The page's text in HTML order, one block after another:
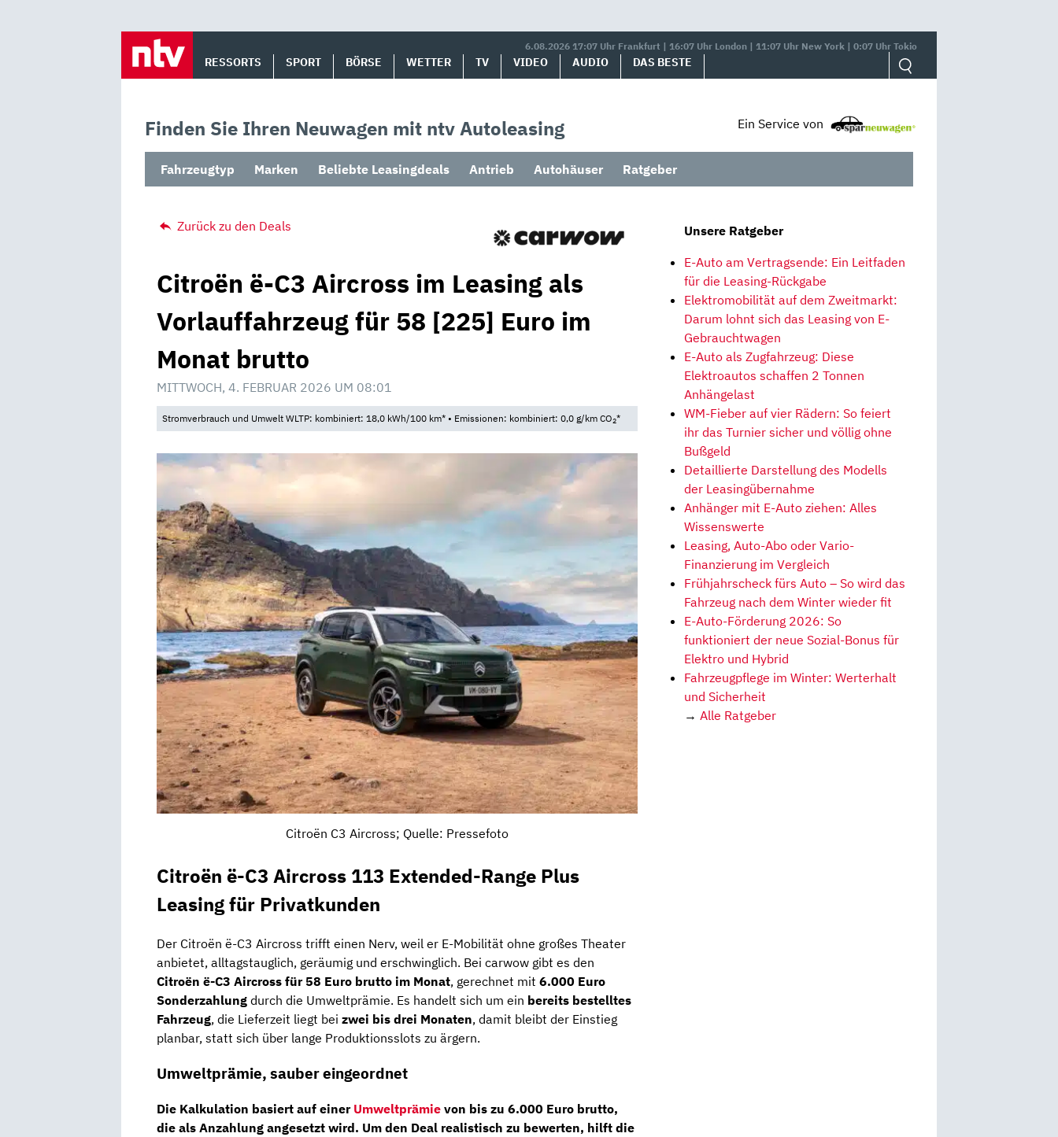
6.08.2026 17:07 Uhr Frankfurt | 16:07 Uhr London | 11:07 Uhr New York | 0:07 Uhr Tokio
RESSORTS SPORT BÖRSE WETTER TV VIDEO AUDIO DAS BESTE
Finden Sie Ihren Neuwagen mit ntv Autoleasing Ein Service von
Fahrzeugtyp Marken Beliebte Leasingdeals Antrieb Autohäuser Ratgeber
Zurück zu den Deals
Citroën ë-C3 Aircross im Leasing als
Vorlauffahrzeug für 58 [225] Euro im
Monat brutto
MITTWOCH, 4. FEBRUAR 2026 UM 08:01
Stromverbrauch und Umwelt WLTP: kombiniert: 18,0 kWh/100 km* • Emissionen: kombiniert: 0,0 g/km CO2*
Citroën C3 Aircross; Quelle: Pressefoto
Citroën ë-C3 Aircross 113 Extended-Range Plus
Leasing für Privatkunden
Der Citroën ë-C3 Aircross trifft einen Nerv, weil er E-Mobilität ohne großes Theater
anbietet, alltagstauglich, geräumig und erschwinglich. Bei carwow gibt es den
Citroën ë-C3 Aircross für 58 Euro brutto im Monat, gerechnet mit 6.000 Euro
Sonderzahlung durch die Umweltprämie. Es handelt sich um ein bereits bestelltes
Fahrzeug, die Lieferzeit liegt bei zwei bis drei Monaten, damit bleibt der Einstieg
planbar, statt sich über lange Produktionsslots zu ärgern.
Umweltprämie, sauber eingeordnet
Die Kalkulation basiert auf einer Umweltprämie von bis zu 6.000 Euro brutto,
die als Anzahlung angesetzt wird. Um den Deal realistisch zu bewerten, hilft die
Unsere Ratgeber
E-Auto am Vertragsende: Ein Leitfaden
für die Leasing-Rückgabe
Elektromobilität auf dem Zweitmarkt:
Darum lohnt sich das Leasing von E-
Gebrauchtwagen
E-Auto als Zugfahrzeug: Diese
Elektroautos schaffen 2 Tonnen
Anhängelast
WM-Fieber auf vier Rädern: So feiert
ihr das Turnier sicher und völlig ohne
Bußgeld
Detaillierte Darstellung des Modells
der Leasingübernahme
Anhänger mit E-Auto ziehen: Alles
Wissenswerte
Leasing, Auto-Abo oder Vario-
Finanzierung im Vergleich
Frühjahrscheck fürs Auto – So wird das
Fahrzeug nach dem Winter wieder fit
E-Auto-Förderung 2026: So
funktioniert der neue Sozial-Bonus für
Elektro und Hybrid
Fahrzeugpflege im Winter: Werterhalt
und Sicherheit
→ Alle Ratgeber